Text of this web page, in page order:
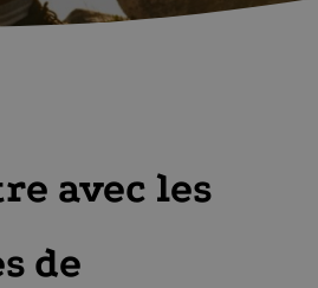
avec les
de